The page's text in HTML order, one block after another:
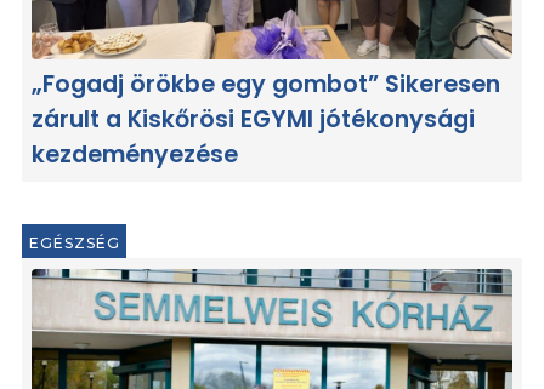
„Fogadj örökbe egy gombot” Sikeresen
zárult a Kiskőrösi EGYMI jótékonysági
kezdeményezése
EGÉSZSÉG